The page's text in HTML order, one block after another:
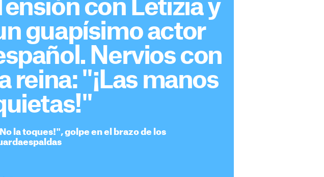
Tensión con Letizia y
guapísimo actor
Nervios con
reina: "¡Las manos
la toques!", golpe en el brazo de los